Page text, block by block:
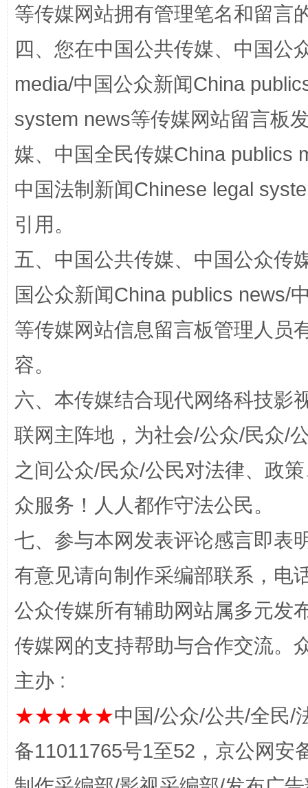
国家大学科技园优化重塑工作
扯下公款旅游的“隐身衣” 如何以
“蜀中异人”王建安的艺术幻境
等传媒网站拥有管理笔名和留言
四、您在中国公共传媒、中国公
media/中国公众新闻China
system news等传媒网站留言板
媒、中国全民传媒China publics
中国法制新闻Chinese legal
引用。
五、中国公共传媒、中国公众传
国公众新闻China publics news/
等传媒网站信息留言板管理人员
容。
六、本传媒结合现代网络科技影
联网主阵地，为社会/公众/民众/
之间公众/民众/公民对法律、政
众服务！人人都作守法公民。
七、参与本网发表评论感言即表
有意见请向制作采编部联系，电
公众传媒所有辅助网站属多元发
传媒网的支持帮助与合作交流。
主办 :
★★★★★中国/公众/公共/全民/
备11011765号1至52，京公网安